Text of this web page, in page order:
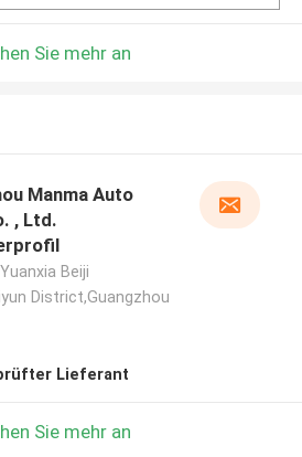
Sie mehr an
Manma Auto
, Ltd.
Beiji
District,Guangzhou
Lieferant
Sie mehr an